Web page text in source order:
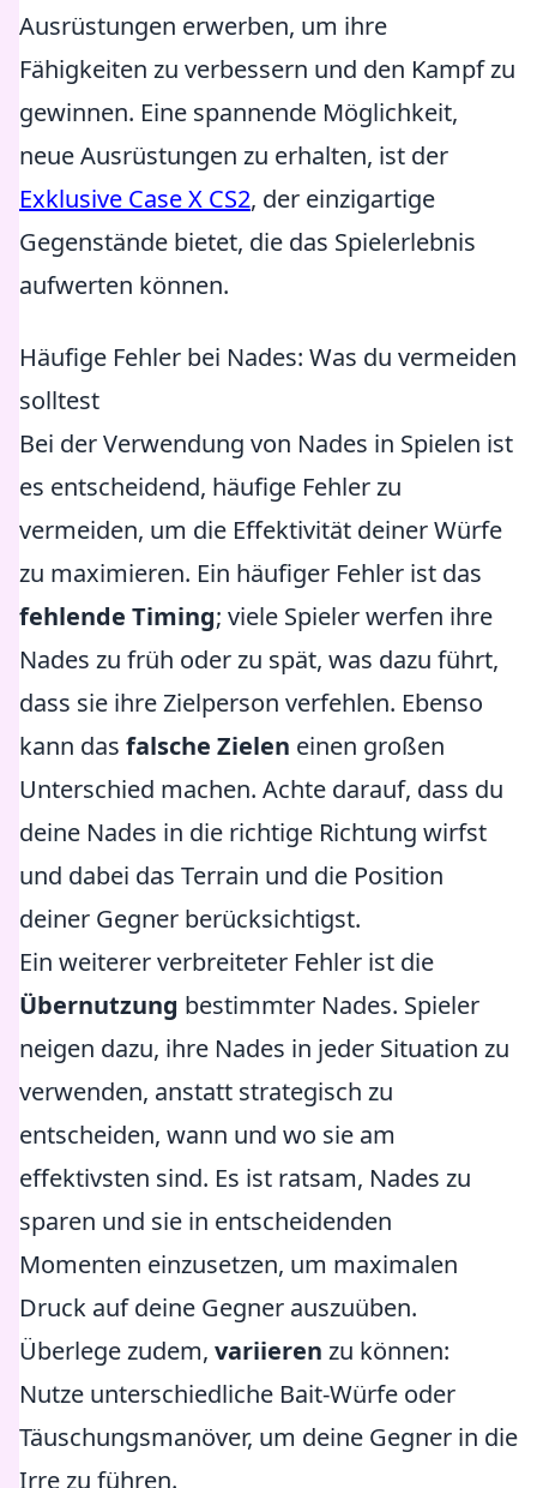
Ausrüstungen erwerben, um ihre
Fähigkeiten zu verbessern und den Kampf zu
gewinnen. Eine spannende Möglichkeit,
neue Ausrüstungen zu erhalten, ist der
Exklusive Case X CS2, der einzigartige
Gegenstände bietet, die das Spielerlebnis
aufwerten können.
Häufige Fehler bei Nades: Was du vermeiden
solltest
Bei der Verwendung von Nades in Spielen ist
es entscheidend, häufige Fehler zu
vermeiden, um die Effektivität deiner Würfe
zu maximieren. Ein häufiger Fehler ist das
fehlende Timing; viele Spieler werfen ihre
Nades zu früh oder zu spät, was dazu führt,
dass sie ihre Zielperson verfehlen. Ebenso
kann das falsche Zielen einen großen
Unterschied machen. Achte darauf, dass du
deine Nades in die richtige Richtung wirfst
und dabei das Terrain und die Position
deiner Gegner berücksichtigst.
Ein weiterer verbreiteter Fehler ist die
Übernutzung bestimmter Nades. Spieler
neigen dazu, ihre Nades in jeder Situation zu
verwenden, anstatt strategisch zu
entscheiden, wann und wo sie am
effektivsten sind. Es ist ratsam, Nades zu
sparen und sie in entscheidenden
Momenten einzusetzen, um maximalen
Druck auf deine Gegner auszuüben.
Überlege zudem, variieren zu können:
Nutze unterschiedliche Bait-Würfe oder
Täuschungsmanöver, um deine Gegner in die
Irre zu führen.